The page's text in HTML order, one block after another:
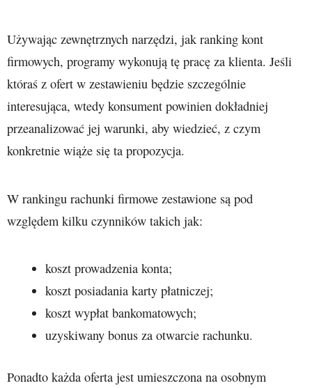
Używając zewnętrznych narzędzi, jak ranking kont
firmowych, programy wykonują tę pracę za klienta. Jeśli
któraś z ofert w zestawieniu będzie szczególnie
interesująca, wtedy konsument powinien dokładniej
przeanalizować jej warunki, aby wiedzieć, z czym
konkretnie wiąże się ta propozycja.
W rankingu rachunki firmowe zestawione są pod
względem kilku czynników takich jak:
koszt prowadzenia konta;
koszt posiadania karty płatniczej;
koszt wypłat bankomatowych;
uzyskiwany bonus za otwarcie rachunku.
Ponadto każda oferta jest umieszczona na osobnym